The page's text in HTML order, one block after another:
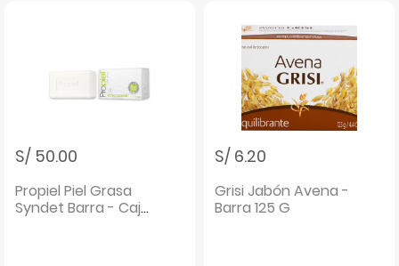
S/ 50.00
Propiel Piel Grasa
Syndet Barra - Caja
S/ 6.20
Grisi Jabón Avena -
Barra 125 G